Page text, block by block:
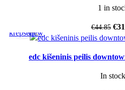
1 in
€44.85 €
krepšelįview
edc kišeninis peilis
In stock